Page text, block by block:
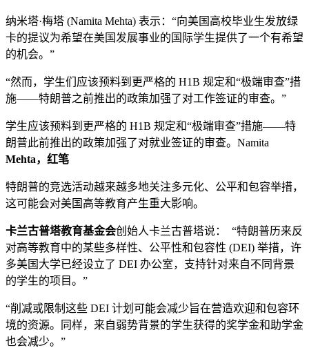
纳米塔·梅塔 (Namita Mehta) 表示：“向美国高校毕业生发放绿
卡的提议为希望在美国发展事业的国际学生提供了一个有希望
的机会。”
“然而，学生们应该预料到更严格的 H1B 规定和“极端审查”措
施——特朗普之前推出的政策加强了对工作签证的审查。”
学生应该预料到更严格的 H1B 规定和“极端审查”措施——特
朗普此前推出的政策加强了对就业签证的审查。Namita
Mehta，红笔
特朗普的竞选活动越来越多地关注多元化、公平和包容举措，
这可能会对美国高等教育产生重大影响。
卡兰古普塔教育基金会创始人卡兰古普塔说： “特朗普历来反
对高等教育中的某些多样性、公平性和包容性 (DEI) 举措，许
多美国大学已经设立了 DEI 办公室，支持针对来自不同背景
的学生的项目。”
“削减或限制这些 DEI 计划可能会减少旨在营造欢迎和包容环
境的资源。同样，来自弱势背景的学生获得的奖学金和助学金
也会减少。”